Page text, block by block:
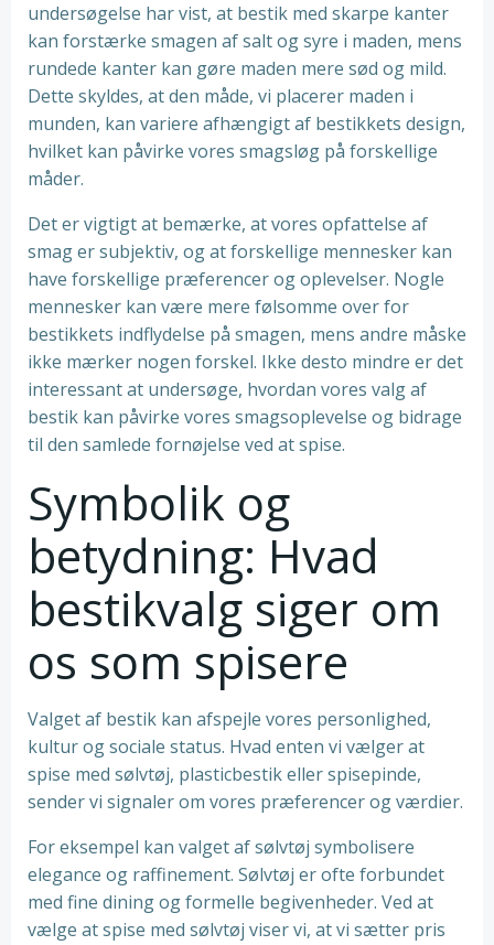
undersøgelse har vist, at bestik med skarpe kanter
kan forstærke smagen af salt og syre i maden, mens
rundede kanter kan gøre maden mere sød og mild.
Dette skyldes, at den måde, vi placerer maden i
munden, kan variere afhængigt af bestikkets design,
hvilket kan påvirke vores smagsløg på forskellige
måder.
Det er vigtigt at bemærke, at vores opfattelse af
smag er subjektiv, og at forskellige mennesker kan
have forskellige præferencer og oplevelser. Nogle
mennesker kan være mere følsomme over for
bestikkets indflydelse på smagen, mens andre måske
ikke mærker nogen forskel. Ikke desto mindre er det
interessant at undersøge, hvordan vores valg af
bestik kan påvirke vores smagsoplevelse og bidrage
til den samlede fornøjelse ved at spise.
Symbolik og
betydning: Hvad
bestikvalg siger om
os som spisere
Valget af bestik kan afspejle vores personlighed,
kultur og sociale status. Hvad enten vi vælger at
spise med sølvtøj, plasticbestik eller spisepinde,
sender vi signaler om vores præferencer og værdier.
For eksempel kan valget af sølvtøj symbolisere
elegance og raffinement. Sølvtøj er ofte forbundet
med fine dining og formelle begivenheder. Ved at
vælge at spise med sølvtøj viser vi, at vi sætter pris